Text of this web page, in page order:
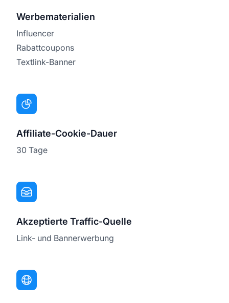
Werbematerialien
Influencer
Rabattcoupons
Textlink-Banner
Affiliate-Cookie-Dauer
30 Tage
Akzeptierte Traffic-Quelle
Link- und Bannerwerbung